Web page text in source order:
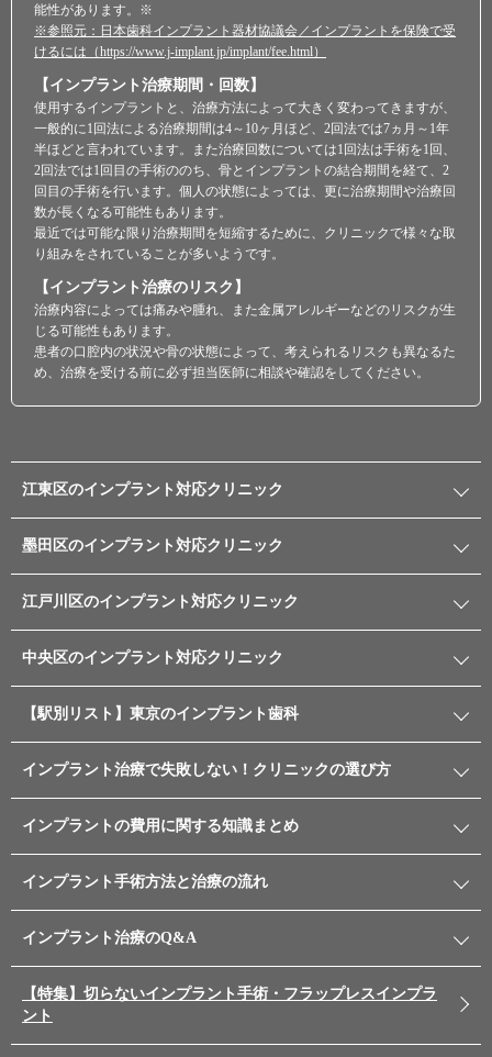
能性があります。※
※参照元：日本歯科インプラント器材協議会／インプラントを保険で受
けるには（https://www.j-implant.jp/implant/fee.html）
【インプラント治療期間・回数】
使用するインプラントと、治療方法によって大きく変わってきますが、
一般的に1回法による治療期間は4～10ヶ月ほど、2回法では7ヵ月～1年
半ほどと言われています。また治療回数については1回法は手術を1回、
2回法では1回目の手術ののち、骨とインプラントの結合期間を経て、2
回目の手術を行います。個人の状態によっては、更に治療期間や治療回
数が長くなる可能性もあります。
最近では可能な限り治療期間を短縮するために、クリニックで様々な取
り組みをされていることが多いようです。
【インプラント治療のリスク】
治療内容によっては痛みや腫れ、また金属アレルギーなどのリスクが生
じる可能性もあります。
患者の口腔内の状況や骨の状態によって、考えられるリスクも異なるた
め、治療を受ける前に必ず担当医師に相談や確認をしてください。
江東区のインプラント対応クリニック
墨田区のインプラント対応クリニック
江戸川区のインプラント対応クリニック
中央区のインプラント対応クリニック
【駅別リスト】東京のインプラント歯科
インプラント治療で失敗しない！クリニックの選び方
インプラントの費用に関する知識まとめ
インプラント手術方法と治療の流れ
インプラント治療のQ&A
【特集】切らないインプラント手術・フラップレスインプラ
ント